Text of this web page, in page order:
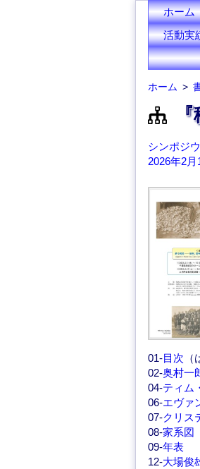
ホーム
活動実
ホーム
シンポジ
2026年2月
01-目次
02-奥村一
04-ティム
06-エヴァ
07-クリス
08-家系図
09-年表
12-大場俊